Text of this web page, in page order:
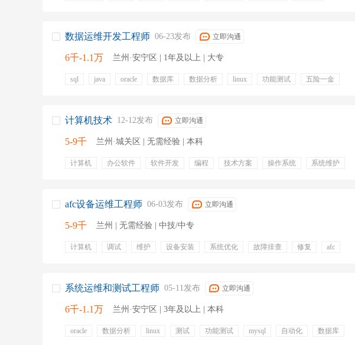
数据运维开发工程师 06-23发布 立即沟通
6千-1.1万 兰州·安宁区 | 1年及以上 | 大专
sql java oracle 数据库 数据分析 linux 功能测试
五险一金
计算机技术 12-12发布 立即沟通
5-9千 兰州·城关区 | 无需经验 | 本科
计算机 办公软件 软件开发 编程 技术方案 操作系统
系统维护
补充医疗保险
节日福利 周末双休
afc设备运维工程师 06-03发布 立即沟通
5-9千 兰州 | 无需经验 | 中技/中专
计算机 调试 维护 设备安装 系统优化 故障排查 修复
afc
系统运维和测试工程师 05-11发布 立即沟通
6千-1.1万 兰州·安宁区 | 3年及以上 | 本科
oracle 数据分析 linux 测试 功能测试 mysql 自动化
数据库